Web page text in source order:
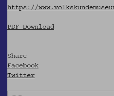
https://
PDF Download
Share
Facebook
Twitter